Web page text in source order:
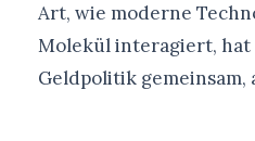
Art, wie moderne
Molekül interagiert,
Geldpolitik gemeinsam,